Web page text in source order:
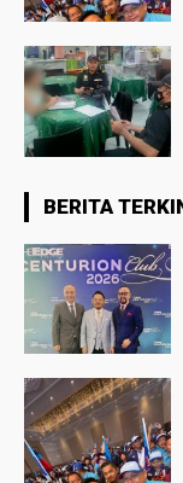
BERITA